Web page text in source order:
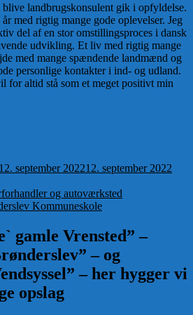
landbrugskonsulent gik i opfyldelse.
med rigtig mange gode oplevelser. Jeg
del af en stor omstillingsproces i dansk
udvikling. Et liv med rigtig mange
med mange spændende landmænd og
personlige kontakter i ind- og udland.
for altid stå som et meget positivt min
12. september 202212. september 2022
og autoværksted
Kommuneskole
gamle Vrensted” –
– og
– her hygger vi
opslag